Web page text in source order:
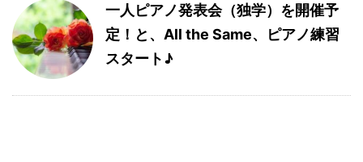
一人ピアノ発表会（独学）を開催予
定！と、All the Same、ピアノ練習
スタート♪